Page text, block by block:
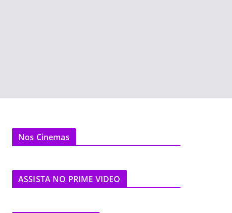
Nos Cinemas
ASSISTA NO PRIME VIDEO